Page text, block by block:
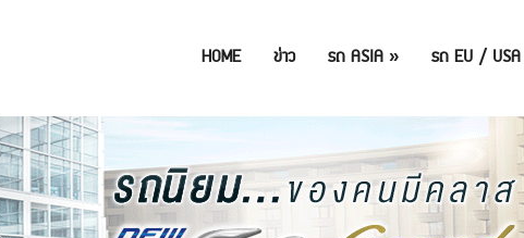
HOME ข่าว รถ ASIA » รถ EU / USA